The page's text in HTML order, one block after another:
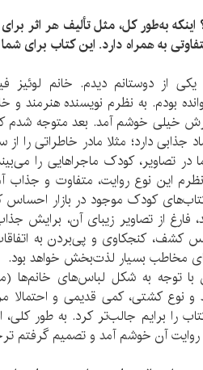
به‌طور کل، مثل تألیف هر اثر
به همراه دارد. این کتاب برای شما
از دوستانم ‌دیدم. خانم لوئیز
بودم. به نظرم نویسنده هنرمند و
خیلی خوشم آمد. بعد متوجه شدم
جذابی دارد؛ مثلا مادر خاطراتی را
تصاویر، کودک ماجراهایی را
این نوع روایت، متفاوت و جذاب
کودک‌‌ موجود در بازار احساس
فارغ از تصاویر زیبای آن، برایش
کنجکاوی و پی‌بردن به
مخاطب بسیار لذت‌بخش خواهد بود.
توجه به شکل لباس‌های خانم‌ها
نوع کشتی، کمی قدیمی و احتمالا
را برایم جالب‌تر کرد. به طور
روایت آن خوشم آمد و تصمیم گرفتم